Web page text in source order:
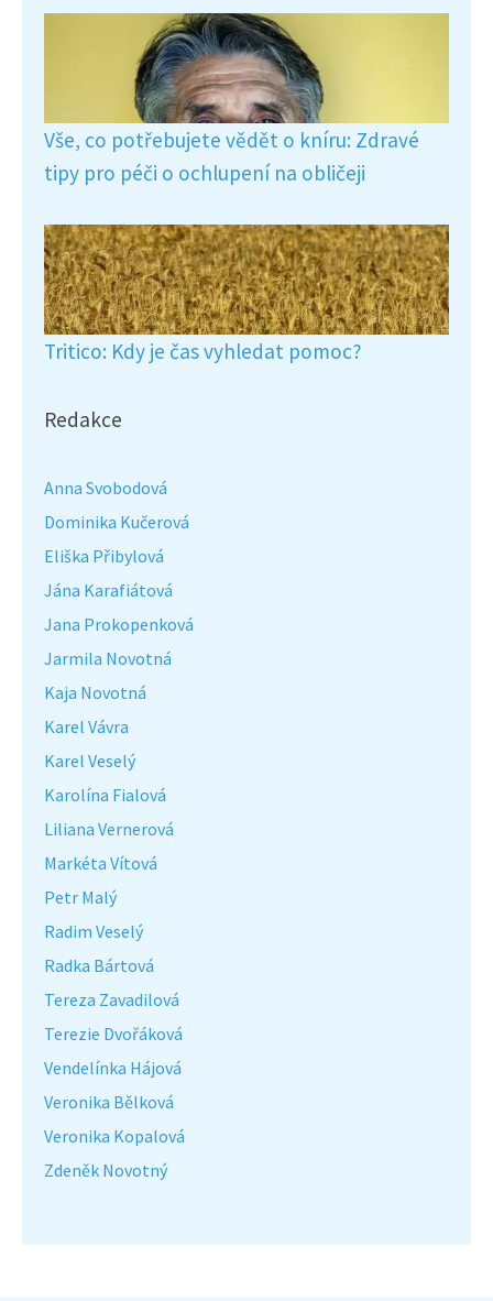
Vše, co potřebujete vědět o kníru: Zdravé
tipy pro péči o ochlupení na obličeji
Tritico: Kdy je čas vyhledat pomoc?
Redakce
Anna Svobodová
Dominika Kučerová
Eliška Přibylová
Jána Karafiátová
Jana Prokopenková
Jarmila Novotná
Kaja Novotná
Karel Vávra
Karel Veselý
Karolína Fialová
Liliana Vernerová
Markéta Vítová
Petr Malý
Radim Veselý
Radka Bártová
Tereza Zavadilová
Terezie Dvořáková
Vendelínka Hájová
Veronika Bělková
Veronika Kopalová
Zdeněk Novotný